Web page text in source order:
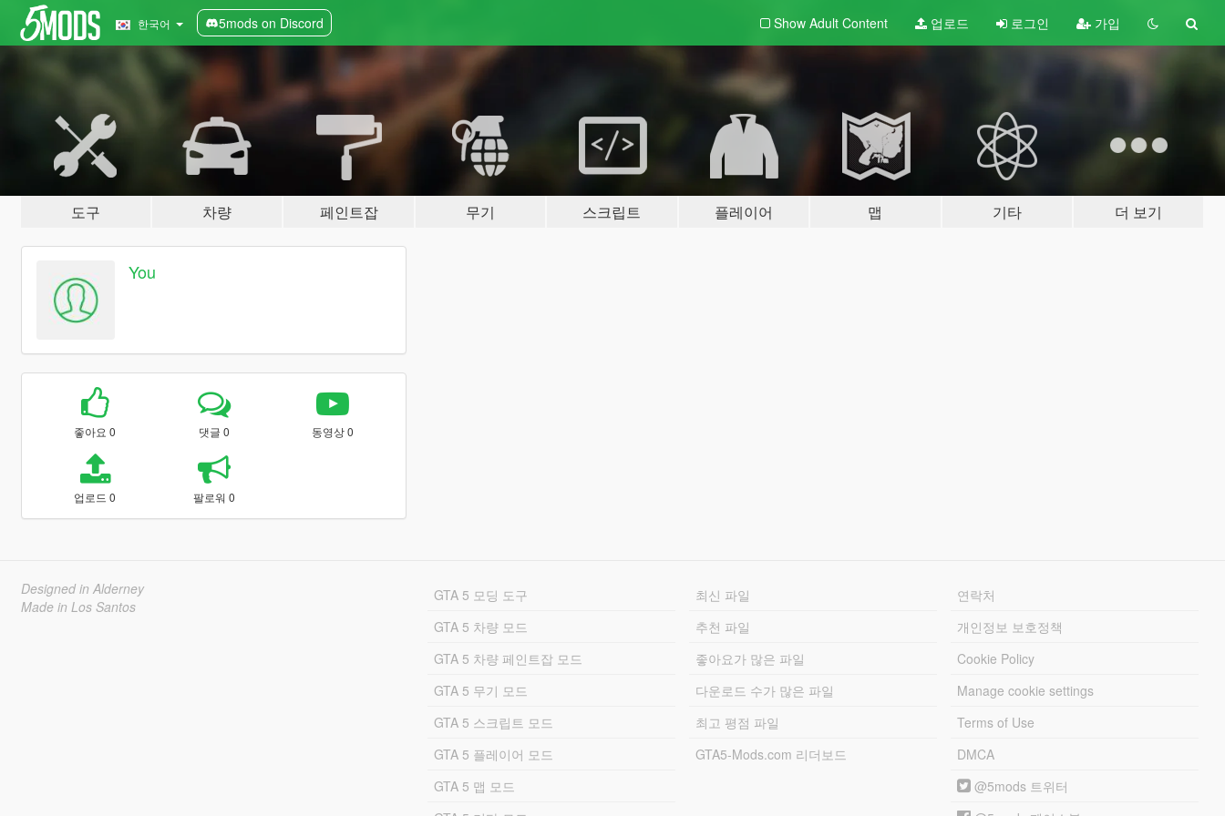
한국어 5mods on Discord Show Adult Content 업로드 로그인 가입
도구 차량 페인트잡 무기 스크립트 플레이어 맵 기타 더 보기
You
좋아요 0 댓글 0 동영상 0
업로드 0 팔로워 0
Designed in Alderney
Made in Los Santos
GTA 5 모딩 도구
GTA 5 차량 모드
GTA 5 차량 페인트잡 모드
GTA 5 무기 모드
GTA 5 스크립트 모드
GTA 5 플레이어 모드
GTA 5 맵 모드
최신 파일
추천 파일
좋아요가 많은 파일
다운로드 수가 많은 파일
최고 평점 파일
GTA5-Mods.com 리더보드
연락처
개인정보 보호정책
Cookie Policy
Manage cookie settings
Terms of Use
DMCA
@5mods 트위터